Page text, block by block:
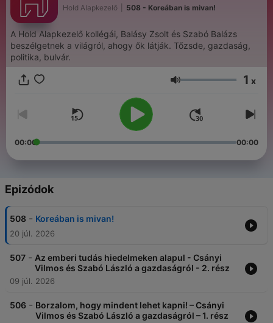
Hold Alapkezelő 508 - Koreában is mivan!
A Hold Alapkezelő kollégái, Balásy Zsolt és Szabó Balázs
beszélgetnek a világról, ahogy ők látják. Tőzsde, gazdaság,
politika, bulvár.
Hangerő 1 x
00:00 00:00
Epizódok
508 - Koreában is mivan!
20 júl. 2026
507 - Az emberi tudás hiedelmeken alapul - Csányi
Vilmos és Szabó László a gazdaságról - 2. rész
09 júl. 2026
506 - Borzalom, hogy mindent lehet kapni! – Csányi
Vilmos és Szabó László a gazdaságról – 1. rész